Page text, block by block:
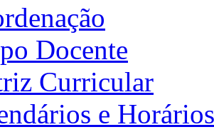
Docente
Curricular
e Horários